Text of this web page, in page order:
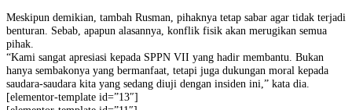
Meskipun demikian, tambah Rusman, pihaknya tetap sabar agar tidak terjadi
benturan. Sebab, apapun alasannya, konflik fisik akan merugikan semua
pihak.
“Kami sangat apresiasi kepada SPPN VII yang hadir membantu. Bukan
hanya sembakonya yang bermanfaat, tetapi juga dukungan moral kepada
saudara-saudara kita yang sedang diuji dengan insiden ini,” kata dia.
[elementor-template id=”13″]